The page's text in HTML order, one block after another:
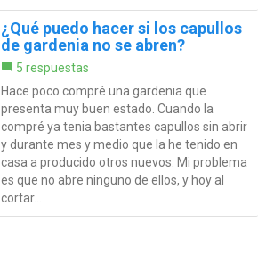
¿Qué puedo hacer si los capullos
de gardenia no se abren?
5 respuestas
Hace poco compré una gardenia que
presenta muy buen estado. Cuando la
compré ya tenia bastantes capullos sin abrir
y durante mes y medio que la he tenido en
casa a producido otros nuevos. Mi problema
es que no abre ninguno de ellos, y hoy al
cortar...